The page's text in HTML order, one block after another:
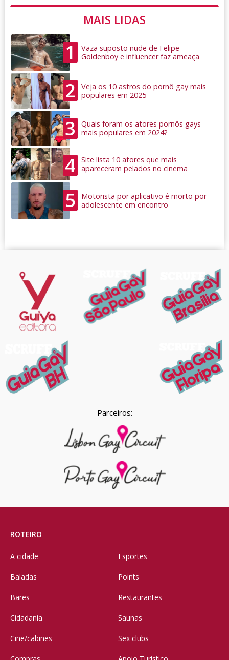
MAIS LIDAS
1
Vaza suposto nude de Felipe
Goldenboy e influencer faz ameaça
2
Veja os 10 astros do pornô gay mais
populares em 2025
3
Quais foram os atores pornôs gays
mais populares em 2024?
4
Site lista 10 atores que mais
apareceram pelados no cinema
5
Motorista por aplicativo é morto por
adolescente em encontro
Parceiros:
ROTEIRO
A cidade
Baladas
Bares
Cidadania
Cine/cabines
Esportes
Points
Restaurantes
Saunas
Sex clubs